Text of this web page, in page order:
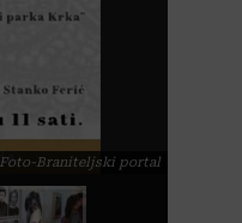
Foto-Braniteljski portal